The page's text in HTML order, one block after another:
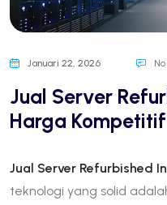
Januari 22, 2026
Jual Server
Harga Kompetitif
Jual Server Refurbished
teknologi yang solid